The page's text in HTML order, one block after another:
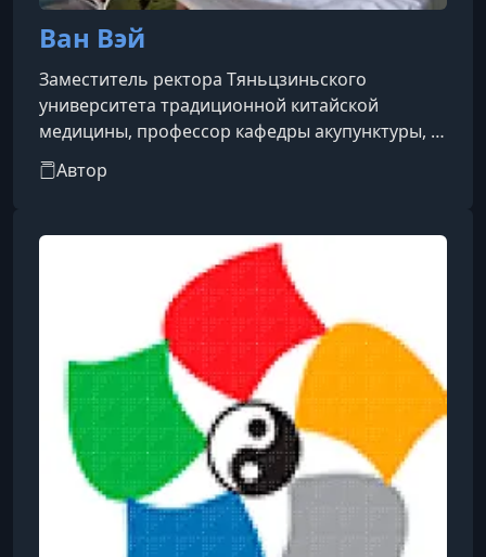
Ван Вэй
Заместитель ректора Тяньцзиньского
университета традиционной китайской
медицины, профессор кафедры акупунктуры, и
Вице-президент Всекитайского общества
врачей акупунктуры.С 40-летним опытом
занимается научно-исследовательской и
клинической деятельностью в больнице
Университета.Является одним из ведущих
специалистов по акупунктуре и траволечению
в Китае, обладающим высоким авторитетом
среди врачей традиционн
Автор